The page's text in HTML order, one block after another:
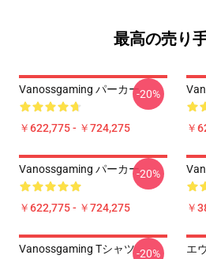
最高の売り
Vanossgaming パーカー
￥622,775 - ￥724,275
-20%
￥
Vanossgaming パーカー
￥622,775 - ￥724,275
-20%
￥
Vanossgaming Tシャツ-20%
エ